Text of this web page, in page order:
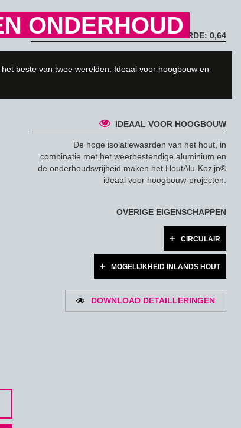
ONDERHOUD
beste van twee werelden. Ideaal voor hoogbouw en
U-WAARDE: 0,64
combinatie van het hout, aluminium en triple glas
IDEAAL VOOR HOOGBOUW
De hoge isolatiewaarden van het hout, in
combinatie met het weerbestendige aluminium en
de onderhoudsvrijheid maken het HoutAlu-Kozijn®
ideaal voor hoogbouw-projecten.
OVERIGE EIGENSCHAPPEN
CIRCULAIR
MOGELIJKHEID INLANDS HOUT
DOWNLOAD DETAILLERINGEN